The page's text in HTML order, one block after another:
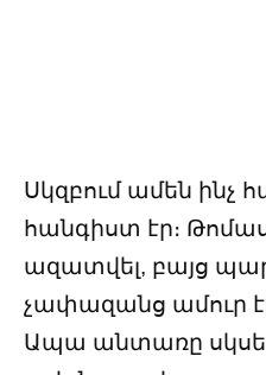
Սկզբում ամեն
հանգիստ էր։
ազատվել, բայց
չափազանց ամուր
Ապա անտառը